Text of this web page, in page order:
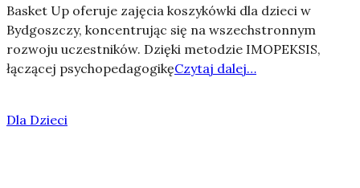
Basket Up oferuje zajęcia koszykówki dla dzieci w
Bydgoszczy, koncentrując się na wszechstronnym
rozwoju uczestników. Dzięki metodzie IMOPEKSIS,
łączącej psychopedagogikęCzytaj dalej…
Dla Dzieci